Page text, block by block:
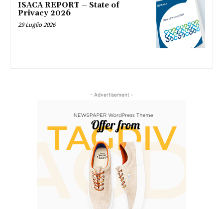
ISACA REPORT – State of
Privacy 2026
29 Luglio 2026
- Advertisement -